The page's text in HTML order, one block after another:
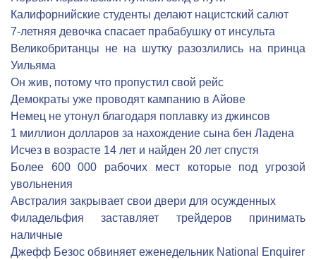
Калифорнийские студенты делают нацистский салют
7-летняя девочка спасает прабабушку от инсульта
Великобританцы не на шутку разозлились на принца
Уильяма
Он жив, потому что пропустил свой рейс
Демократы уже проводят кампанию в Айове
Немец не утонул благодаря поплавку из джинсов
1 миллион долларов за нахождение сына бен Ладена
Исчез в возрасте 14 лет и найден 20 лет спустя
Более 600 000 рабочих мест которые под угрозой
увольнения
Австралия закрывает свои двери для осужденных
Филадельфия заставляет трейдеров принимать
наличные
Джефф Безос обвиняет еженедельник National Enquirer